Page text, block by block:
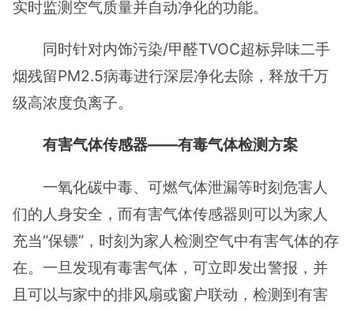
实时监测空气质量并自动净化的功能。
同时针对内饰污染/甲醛TVOC超标异味二手
烟残留PM2.5病毒进行深层净化去除，释放千万
级高浓度负离子。
有害气体传感器——有毒气体检测方案
一氧化碳中毒、可燃气体泄漏等时刻危害人
们的人身安全，而有害气体传感器则可以为家人
充当“保镖”，时刻为家人检测空气中有害气体的存
在。一旦发现有毒害气体，可立即发出警报，并
且可以与家中的排风扇或窗户联动，检测到有害